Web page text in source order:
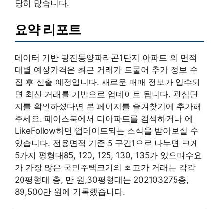
당히 많습니다.
요약 리포트
데이터 기반 광진동양파라곤1단지 아파트 의 면적
대별 예상가격은 최근 거래가 드물어 추가 정보 수
집 후 산출 예정입니다. 새로운 매매 정보가 입수되
면 최신 거래를 기반으로 업데이트 됩니다. 관심단
지를 확인하셨다면 본 페이지를 즐겨찾기에 추가해
주세요. 페이스북에서 디아파트를 검색하거나 에
LikeFollow하면 업데이트되는 소식을 받아보실 수
있습니다. 전용면적 기준 5 구간1으로 나누면 크게
5가지 평형대85, 120, 125, 130, 135가 있으며수요
가 가장 많은 국민주택크기의 최고가 거래는 각각
20평형대 층, 만 원,30평형대는 202103275층,
89,500만 원에 기록했습니다.